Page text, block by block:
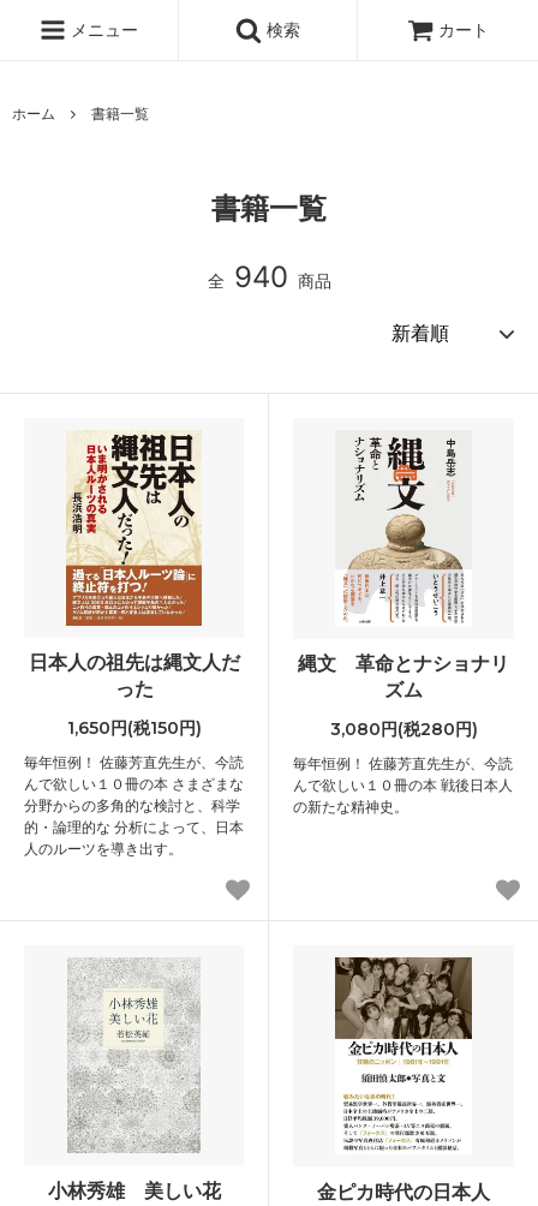
メニュー 検索 カート
ホーム 書籍一覧
書籍一覧
全 940 商品
日本人の祖先は縄文人だ
った
1,650円(税150円)
毎年恒例！ 佐藤芳直先生が、今読
んで欲しい１０冊の本 さまざまな
分野からの多角的な検討と、科学
的・論理的な 分析によって、日本
人のルーツを導き出す。
縄文 革命とナショナリ
ズム
3,080円(税280円)
毎年恒例！ 佐藤芳直先生が、今読
んで欲しい１０冊の本 戦後日本人
の新たな精神史。
小林秀雄 美しい花 金ピカ時代の日本人